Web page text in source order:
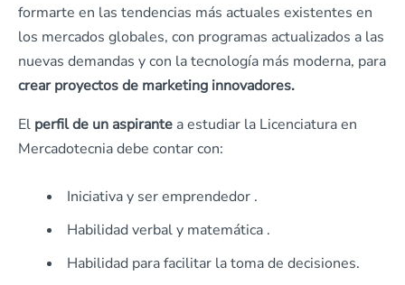
formarte en las tendencias más actuales existentes en
los mercados globales, con programas actualizados a las
nuevas demandas y con la tecnología más moderna, para
crear proyectos de marketing innovadores.
El perfil de un aspirante a estudiar la Licenciatura en
Mercadotecnia debe contar con:
Iniciativa y ser emprendedor .
Habilidad verbal y matemática .
Habilidad para facilitar la toma de decisiones.